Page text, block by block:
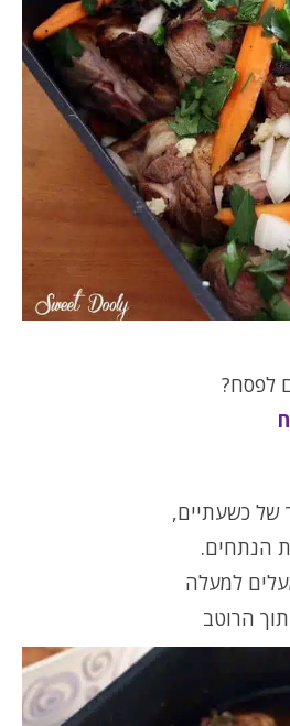
לפסח?
של כשעתיים,
הנתחים.
למעלה
הרוטב